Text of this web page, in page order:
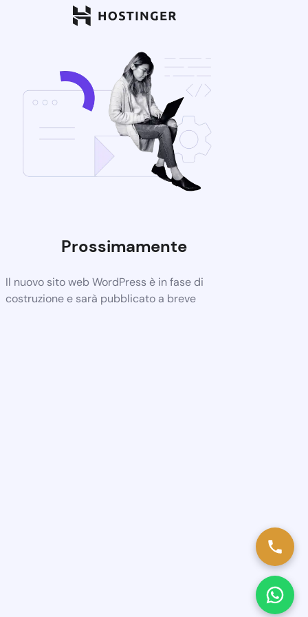
Prossimamente
Il nuovo sito web WordPress è in fase di
costruzione e sarà pubblicato a breve